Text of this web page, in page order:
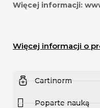
Więcej informacji:
Więcej informacji o
Cartinorm
Poparte nauką